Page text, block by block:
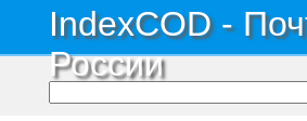
IndexCOD -
России